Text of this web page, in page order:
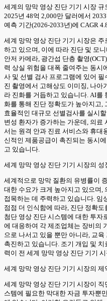
세계의 망막 영상 진단 기기 시장
2025년 48억 2,000만 달러에서
예측 기간(2026-2033년)에 CAGR
세계 망막 영상 진단 기기 시장은
하고 있으며, 이에 따라 진단 및 모
안저 카메라, 광간섭 단층 촬영
력 상실 위험을 대폭 줄여주는 동시
사 및 선별 검사 프로그램에 있어
진 촬영에서 고해상도 이미징, 나아
라 진화를 거듭하고 있습니다. AI를
화를 통해 진단 정확도가 높아지고,
효율적인 대규모 선별검사를 실시
변성 환자가 증가하는 가운데, 의료
서는 원격 안과 진료 서비스와 휴대
신적인 제품공급이 촉진되는 동시
고 있습니다.
세계 망막 영상 진단 기기 시장의 성
세계적으로 망막 질환의 유병률이
대한 수요가 크게 높아지고 있으며,
접목하는 데 주력하고 있습니다. 임
점점 더 인식함에 따라, 진단 정확
첨단 영상 진단 시스템에 대한 투자
에 대응하여 각 제조업체는 장비의
으로 나서고 있을 뿐만 아니라, 교
촉진하고 있습니다. 조기 개입 및
력이 전 세계 망막 영상 진단 기기
세계 망막 영상 진단 기기 시장의 제
세계 망막 영상 진단 기기 시장이
스템에 필요한 막대한 자금 투자뿐